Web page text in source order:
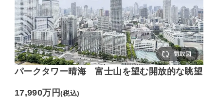
パークタワー晴海 富士山を望む開放的な眺望
17,990万円(税込)